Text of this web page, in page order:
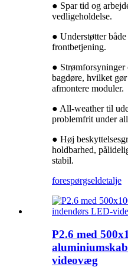
● Spar tid og
vedligeholdelse.
● Understøtter
frontbetjening.
● Strømforsyninger
bagdøre, hvilket
afmontere moduler.
● All-weather til
problemfrit under
● Høj
holdbarhed,
stabil.
forespørgseldetalje
P2.6 med
videovæg